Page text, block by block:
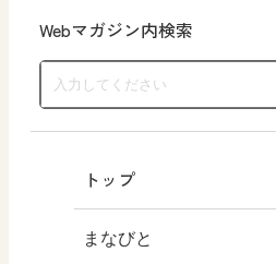
Webマガジン内検索
トップ
まなびと